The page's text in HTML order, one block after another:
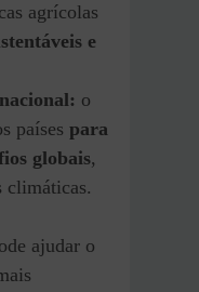
agrícolas
e
o
países para
globais,
climáticas.
ajudar o